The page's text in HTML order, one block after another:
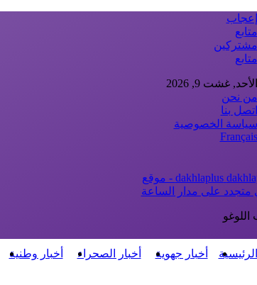
إعجاب
متابع
مشتركين
متابع
الأحد, غشت 9, 2026
من نحن
اتصل بنا
سياسة الخصوصية
Français
dakhlaplus - موقع
متجدد على مدار الساعة
الرئيسية أخبار جهوية أخبار الصحراء أخبار وطنية